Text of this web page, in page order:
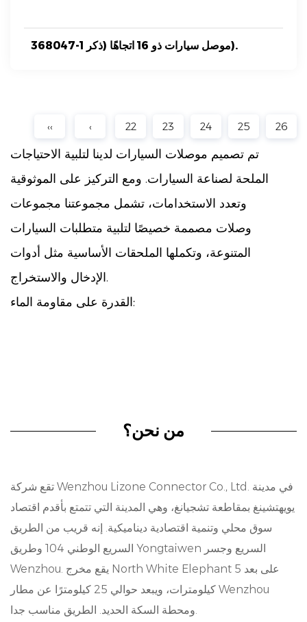
368047-1 موصل سيارات ذو 16 اتجاهًا (ذكر).
‹‹ ‹ 22 23 24 25 26
تم تصميم موصلات السيارات لدينا لتلبية الاحتياجات
الملحة لصناعة السيارات. ومع التركيز على الموثوقية
وتعدد الاستخدامات، تشمل مجموعتنا مجموعات
وصلات مصممة خصيصًا لتلبية متطلبات السيارات
المتنوعة، وتكملها الملحقات الأساسية مثل أدوات
الإدخال والاستخراج.
القدرة على مقاومة الماء:
التوصيلات الكهربائية. وسواء واجهنا الأمطار أو الرطوبة
واحدة من السمات البارزة لموصل السيارات لدينا هو
الثبات التأكسدي. وهي مصممة لتحمل آثار الأكسدة مع
مرور الوقت، وتحافظ على الأداء الجيد في ظل
من نحن؟
تقع شركة Wenzhou Lizone Connector Co., Ltd. في مدينة
يويهتشينغ بمقاطعة تشجيانغ، وهي المدينة التي تتمتع بأقدم اقتصاد
سوق محلي وتنمية اقتصادية ديناميكية. إنه قريب من الطريق
السريع الوطني 104 وطريق Yongtaiwen السريع وجسر
Wenzhou. يقع مخرج North White Elephant على بعد 5
كيلومترات، ويبعد حوالي 25 كيلومترًا عن مطار Wenzhou
ومحطة السكة الحديد. الطريق مناسب جدا.